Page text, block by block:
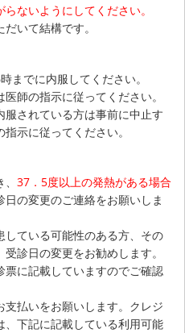
ないようにしてください。
いて結構です。
までに内服してください。
師の指示に従ってください。
服されている方は事前に中止す
示に従ってください。
、37．5度以上の発熱がある場合
日の変更のご連絡をお願いしま
している可能性のある方、その
診日の変更をお勧めします。
票に記載していますのでご確認
支払いをお願いします。クレジ
、下記に記載している利用可能